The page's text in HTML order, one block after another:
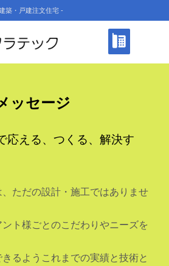
築・戸建注文住宅 -
ッセージ
応える、つくる、解決す
ただの設計・施工ではありませ
ト様ごとのこだわりやニーズを
るようこれまでの実績と技術と